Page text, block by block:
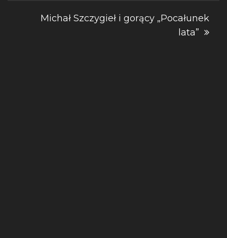
Michał Szczygieł i gorący „Pocałunek
lata”